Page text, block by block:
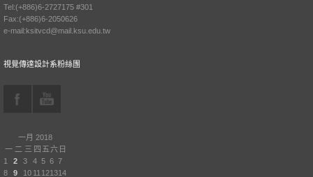
Tel:(+886)6-2727175 #301
Fax:(+886)6-2050626
e-mail:ksitvcd@mail.ksu.edu.tw
視覺傳達設計系粉絲團
一月 2018
一 二 三 四 五六 日
1 2 3 4 5 6 7
8
9 10 11 121314